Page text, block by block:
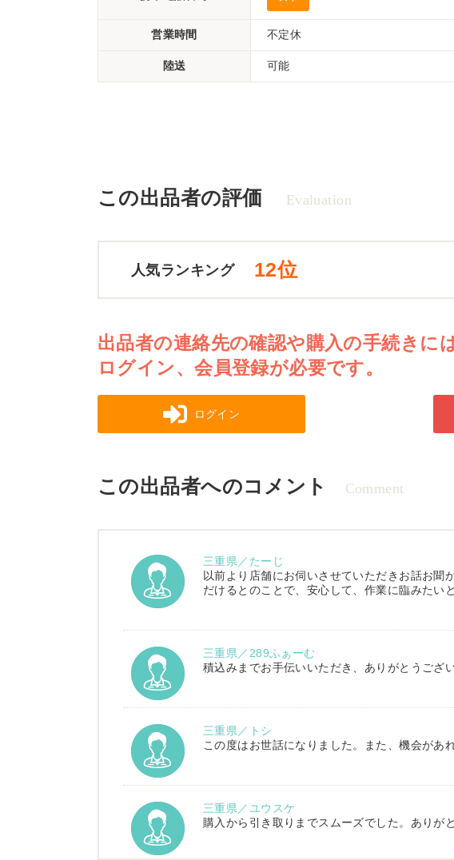
営業時間 不定休
陸送 可能
この出品者の評価 Evaluation
人気ランキング 12位
出品者の連絡先の確認や購入の手続きに
ログイン、会員登録が必要です。
ログイン
この出品者へのコメント Comment
三重県／たーじ
以前より店舗にお伺いさせていただきお話お聞
だけるとのことで、安心して、作業に臨みたい
三重県／289ふぁーむ
積込みまでお手伝いいただき、ありがとうござ
三重県／トシ
この度はお世話になりました。また、機会があ
三重県／ユウスケ
購入から引き取りまでスムーズでした。ありが